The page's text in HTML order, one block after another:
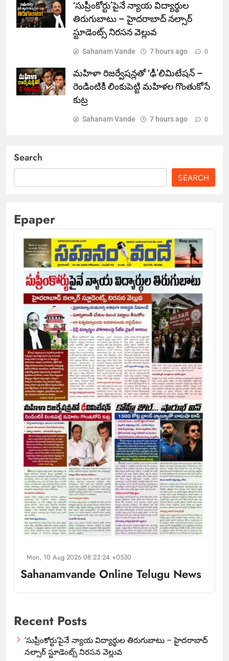
‘సుప్రీంకోర్టు’పైనే న్యాయ విద్యార్థుల
తిరుగుబాటు – హైదరాబాద్ నల్సార్
స్టూడెంట్స్ నిరసన వెల్లువ
Sahanam Vande 7 hours ago 0
మహిళా రిజర్వేషన్లతో ‘ఢీ’లిమిటేషన్ –
రెండింటికీ లింకుపెట్టి మహిళల గొంతుకోసే
కుట్ర
Sahanam Vande 7 hours ago 0
Search
SEARCH
Epaper
Mon, 10 Aug 2026 08:23:24 +0530
Sahanamvande Online Telugu News
Recent Posts
‘సుప్రీంకోర్టు’పైనే న్యాయ విద్యార్థుల తిరుగుబాటు – హైదరాబాద్
నల్సార్ స్టూడెంట్స్ నిరసన వెల్లువ